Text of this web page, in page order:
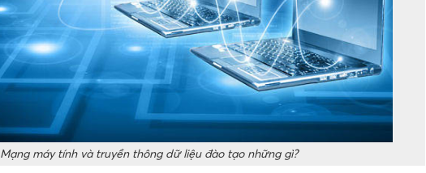
Mạng máy tính và truyền thông dữ liệu đào tạo những gì?